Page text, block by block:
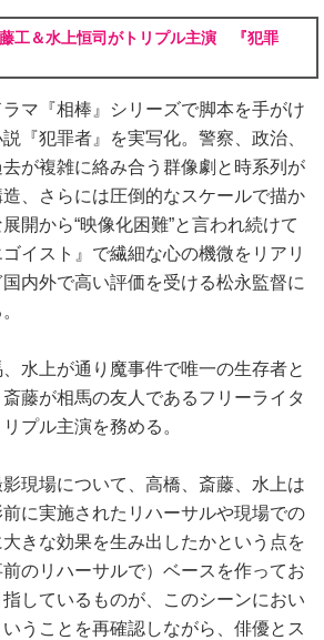
藤工＆水上恒司がトリプル主演 『犯罪
マ『相棒』シリーズで脚本を手がけ
『犯罪者』を実写化。警察、政治、
が複雑に絡み合う群像劇と時系列が
、さらには圧倒的なスケールで描か
開から“映像化困難”と言われ続けて
イスト』で繊細な心の機微をリアリ
内外で高い評価を受ける松永監督に
水上が通り魔事件で唯一の生存者と
藤が相馬の友人であるフリーライタ
プル主演を務める。
現場について、高橋、斎藤、水上は
に実施されたリハーサルや現場での
きな効果を生み出したかという点を
のリハーサルで）ベースを作ってお
しているものが、このシーンにおい
うことを再確認しながら、俳優とス